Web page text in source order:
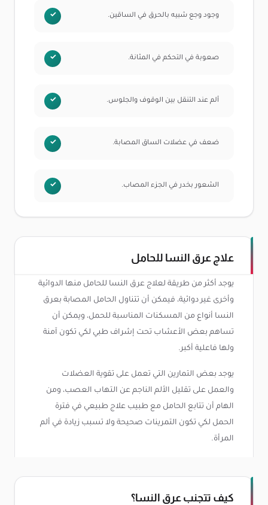
وجود وجع شبيه بالحرق في الساقين.
صعوبة في التحكم في المثانة.
ألم عند التنقل بين الوقوف والجلوس.
ضعف في عضلات الساق المصابة.
الشعور بخدر في الجزء المصاب.
علاج عرق النسا للحامل
يوجد أكثر من طريقة لعلاج عرق النسا للحامل منها الدوائية
وأخرى غير دوائية، فيمكن أن تتناول الحامل المصابة بعرق
النسا أنواع من المسكنات المناسبة للحمل، ويمكن أن
تساهم بعض الأعشاب تحت إشراف طبي لكي تكون آمنة
ولها فاعلية أكبر.
يوجد بعض التمارين التي تعمل على تقوية العضلات
والعمل على تقليل الألم الناجم عن التهاب العصب، ومن
الهام أن تتابع الحامل مع طبيب علاج طبيعي في فترة
الحمل لكي تكون التمرينات صحيحة ولا تسبب زيادة في ألم
المرأة.
كيف تتجنب عرق النسا؟